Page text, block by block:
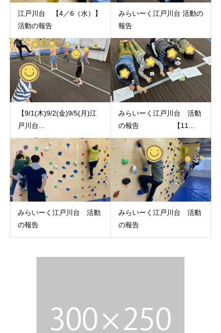
江戸川台 【4／6（水）】
活動の報告
みらいーく江戸川台 活動の
報告
【9/1(木)9/2(金)9/5(月)江
戸川台...
みらいーく江戸川台 活動
の報告 【11...
みらいーく江戸川台 活動
の報告
みらいーく江戸川台 活動
の報告